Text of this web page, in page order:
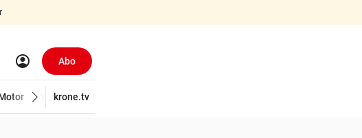
Suchen
account_circle Abo
Wirtschaft
krone.tv